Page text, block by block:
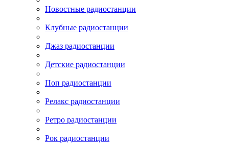
Новостные радиостанции
Клубные радиостанции
Джаз радиостанции
Детские радиостанции
Поп радиостанции
Релакс радиостанции
Ретро радиостанции
Рок радиостанции